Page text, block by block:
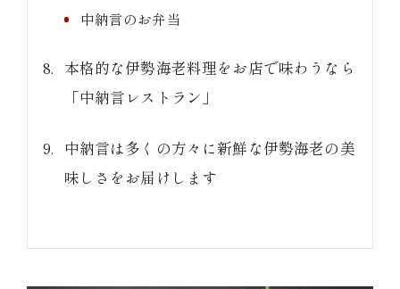
中納言のお弁当
本格的な伊勢海老料理をお店で味わうなら
「中納言レストラン」
中納言は多くの方々に新鮮な伊勢海老の美
味しさをお届けします